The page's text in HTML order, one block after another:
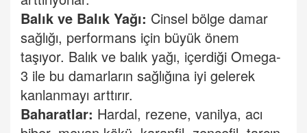
Balık ve Balık Yağı: Cinsel bölge damar
sağlığı, performans için büyük önem
taşıyor. Balık ve balık yağı, içerdiği Omega-
3 ile bu damarların sağlığına iyi gelerek
kanlanmayı arttırır.
Baharatlar: Hardal, rezene, vanilya, acı